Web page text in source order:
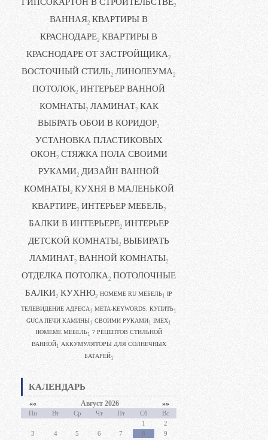
2
ВАННАЯ2 КВАРТИРЫ В
КРАСНОДАРЕ2 КВАРТИРЫ В
КРАСНОДАРЕ ОТ ЗАСТРОЙЩИКА2
ВОСТОЧНЫЙ СТИЛЬ2 ЛИНОЛЕУМА2
ПОТОЛОК2 ИНТЕРЬЕР ВАННОЙ
КОМНАТЫ2 ЛАМИНАТ2 КАК
ВЫБРАТЬ ОБОИ В КОРИДОР2
УСТАНОВКА ПЛАСТИКОВЫХ
ОКОН2 СТЯЖКА ПОЛА СВОИМИ
РУКАМИ2 ДИЗАЙН ВАННОЙ
КОМНАТЫ2 КУХНЯ В МАЛЕНЬКОЙ
КВАРТИРЕ2 ИНТЕРЬЕР МЕБЕЛЬ2
БАЛКИ В ИНТЕРЬЕРЕ2 ИНТЕРЬЕР
ДЕТСКОЙ КОМНАТЫ2 ВЫБИРАТЬ
ЛАМИНАТ2 ВАННОЙ КОМНАТЫ2
ОТДЕЛКА ПОТОЛКА2 ПОТОЛОЧНЫЕ
БАЛКИ2 КУХНЮ2 HOMEME RU МЕБЕЛЬ1 IP
ТЕЛЕВИДЕНИЕ АДРЕСА 1 META-KEYWORDS: КУПИТЬ1
GUCA ПЕЧИ КАМИНЫ1 CВОИМИ РУКАМИ1 IMEX1
HOMEME МЕБЕЛЬ1 7 РЕЦЕПТОВ СТИЛЬНОЙ
ВАННОЙ1 АККУМУЛЯТОРЫ ДЛЯ СОЛНЕЧНЫХ
БАТАРЕЙ1
КАЛЕНДАРЬ
«« Август 2026 »»
Пн Вт Ср Чт Пт Сб
Вс
1
2
3
4 5 6 7 8
9